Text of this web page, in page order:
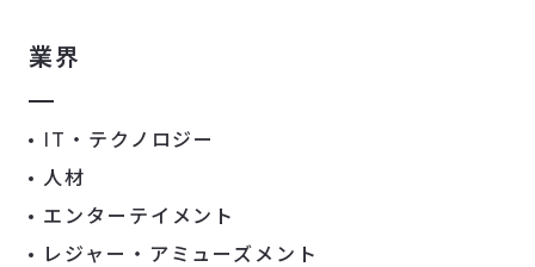
業界
IT・テクノロジー
人材
エンターテイメント
レジャー・アミューズメント